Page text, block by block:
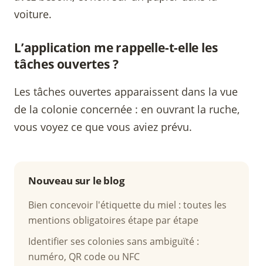
voiture.
L’application me rappelle-t-elle les
tâches ouvertes ?
Les tâches ouvertes apparaissent dans la vue
de la colonie concernée : en ouvrant la ruche,
vous voyez ce que vous aviez prévu.
Nouveau sur le blog
Bien concevoir l'étiquette du miel : toutes les
mentions obligatoires étape par étape
Identifier ses colonies sans ambiguïté :
numéro, QR code ou NFC